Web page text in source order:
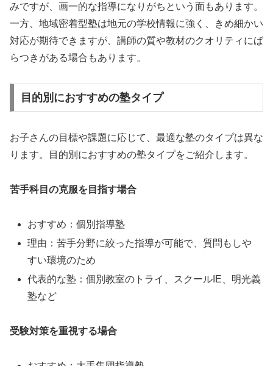
みですが、画一的な指導になりがちという面もあります。
一方、地域密着型塾は地元の学校情報に強く、きめ細かい
対応が期待できますが、講師の質や教材のクオリティにば
らつきがある場合もあります。
目的別におすすめの塾タイプ
お子さんの目標や課題に応じて、最適な塾のタイプは異な
ります。目的別におすすめの塾タイプをご紹介します。
苦手科目の克服を目指す場合
おすすめ：個別指導塾
理由：苦手分野に絞った指導が可能で、質問もしや
すい環境のため
代表的な塾：個別教室のトライ、スクールIE、明光義
塾など
受験対策を重視する場合